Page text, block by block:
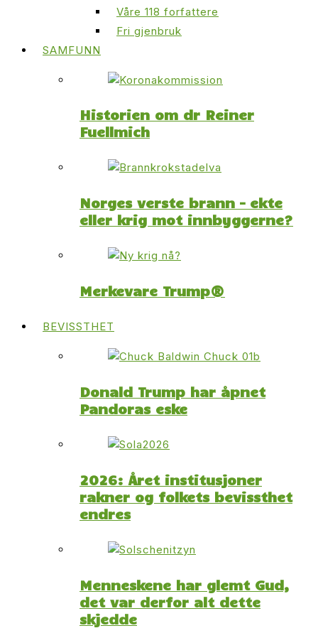
Våre 118 forfattere
Fri gjenbruk
SAMFUNN
Historien om dr Reiner
Fuellmich
Norges verste brann – ekte
eller krig mot innbyggerne?
Merkevare Trump®
BEVISSTHET
Donald Trump har åpnet
Pandoras eske
2026: Året institusjoner
rakner og folkets bevissthet
endres
Menneskene har glemt Gud,
det var derfor alt dette
skjedde